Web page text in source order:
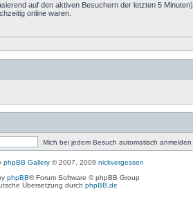
auf den aktiven Besuchern der letzten 5 Minuten)
online waren.
Mich bei jedem Besuch automatisch anmelden
phpBB Gallery© 2007, 2009 nickvergessen
phpBB® Forum Software © phpBB Group
Übersetzung durch phpBB.de